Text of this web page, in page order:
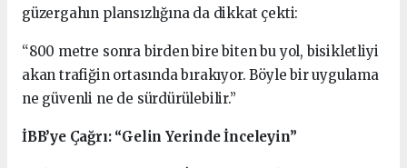
güzergahın plansızlığına da dikkat çekti:
“800 metre sonra birden bire biten bu yol, bisikletliyi
akan trafiğin ortasında bırakıyor. Böyle bir uygulama
ne güvenli ne de sürdürülebilir.”
İBB’ye Çağrı: “Gelin Yerinde İnceleyin”